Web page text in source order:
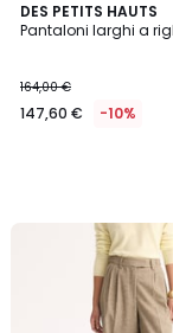
DES PETITS HAUTS
Pantaloni larghi a
164,00 €
147,60 € -10%